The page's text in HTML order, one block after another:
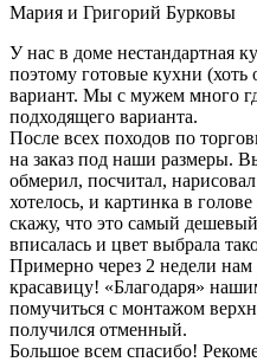
Мария и Григорий Бурковы
У нас в доме нестандартная
поэтому готовые кухни
вариант. Мы с мужем много
подходящего варианта.
После всех походов по
на заказ под наши размеры.
обмерил, посчитал,
хотелось, и картинка в
скажу, что это самый
вписалась и цвет выбрала
Примерно через 2 недели
красавицу! «Благодаря»
помучиться с монтажом
получился отменный.
Большое всем спасибо!